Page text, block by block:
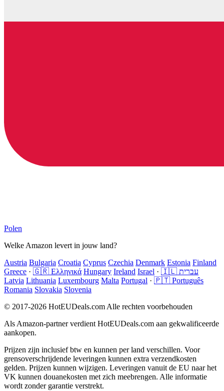
Polen
Welke Amazon levert in jouw land?
Austria Bulgaria Croatia Cyprus Czechia Denmark Estonia Finland
Greece · 🇬🇷 Ελληνικά Hungary Ireland Israel ·
🇮🇱 עברית
Latvia Lithuania Luxembourg Malta Portugal · 🇵🇹 Português
Romania Slovakia Slovenia
© 2017-2026 HotEUDeals.com Alle rechten voorbehouden
Als Amazon-partner verdient HotEUDeals.com aan gekwalificeerde
aankopen.
Prijzen zijn inclusief btw en kunnen per land verschillen. Voor
grensoverschrijdende leveringen kunnen extra verzendkosten
gelden. Prijzen kunnen wijzigen. Leveringen vanuit de EU naar het
VK kunnen douanekosten met zich meebrengen. Alle informatie
wordt zonder garantie verstrekt.